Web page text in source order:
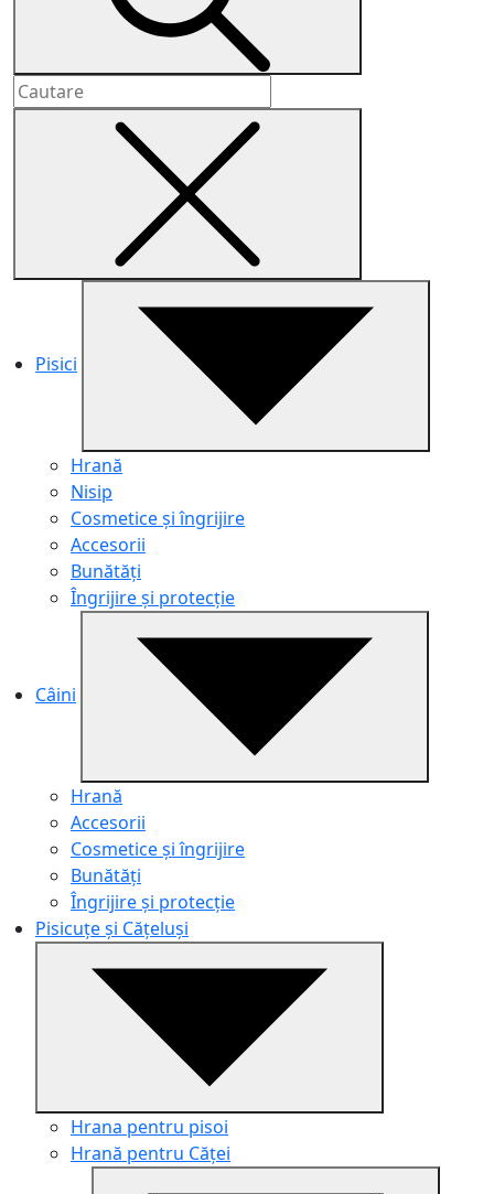
Pisici
Hrană
Nisip
Cosmetice și îngrijire
Accesorii
Bunătăți
Îngrijire și protecție
Câini
Hrană
Accesorii
Cosmetice și îngrijire
Bunătăți
Îngrijire și protecție
Pisicuțe și Cățeluși
Hrana pentru pisoi
Hrană pentru Căței